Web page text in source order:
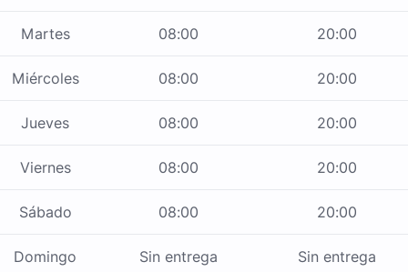
Martes 08:00 20:00
Miércoles 08:00 20:00
Jueves 08:00 20:00
Viernes 08:00 20:00
Sábado 08:00 20:00
Domingo Sin entrega Sin entrega